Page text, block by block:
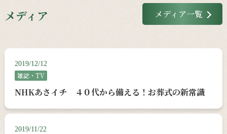
メディア メディア一覧
2019/12/12
雑誌・TV
NHKあさイチ ４０代から備える！お葬式の新常識
2019/11/22